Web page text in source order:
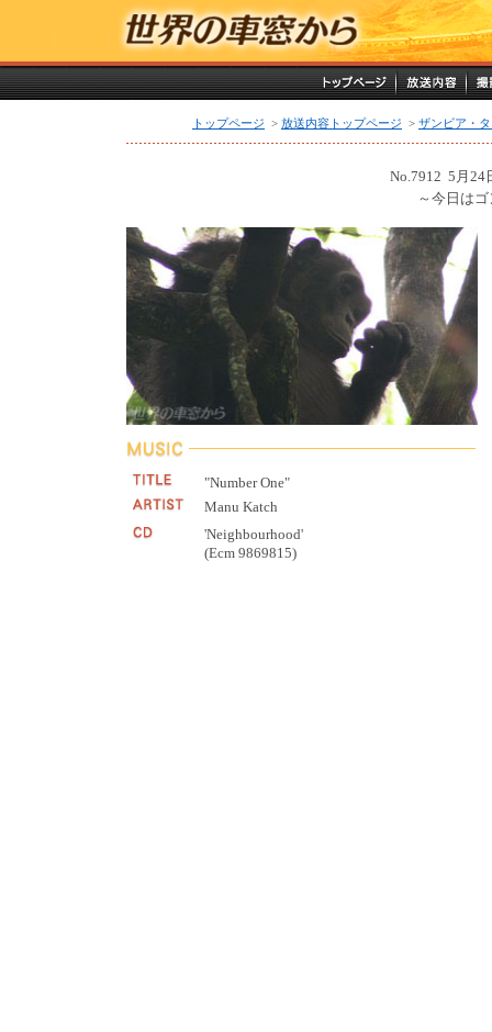
トップページ > 放送内容トップページ > ザンビア・
No.7912 5月24
～今日は
"Number One"
Manu Katch
'Neighbourhood'
(Ecm 9869815)